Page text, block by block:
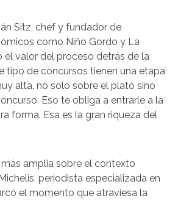
Sitz, chef y fundador de
como Niño Gordo y La
el valor del proceso detrás de la
tipo de concursos tienen una etapa
alta, no solo sobre el plato sino
Eso te obliga a entrarle a la
forma. Esa es la gran riqueza del
amplia sobre el contexto
periodista especializada en
el momento que atraviesa la